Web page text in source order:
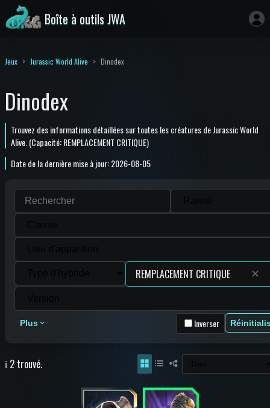
Boîte à outils JWA
Jeux Jurassic World Alive Dinodex
Dinodex
Trouvez des informations détaillées sur toutes les créatures de Jurassic World
Alive. (Capacité: REMPLACEMENT CRITIQUE)
Date de la dernière mise à jour: 2026-08-05
✕
Plus Inverser
ℹ️ 2 trouvé.